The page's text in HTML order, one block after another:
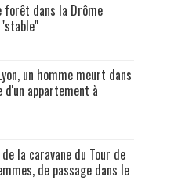
forêt dans la Drôme
un homme meurt dans
d'un appartement à
la caravane du Tour de
de passage dans le